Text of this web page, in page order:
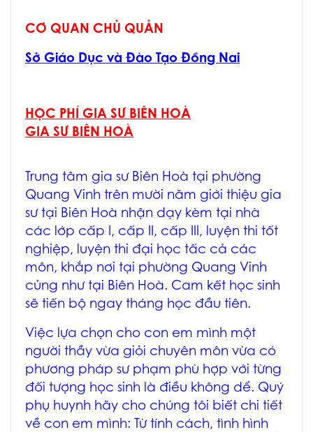
CƠ QUAN CHỦ QUẢN
Sở Giáo Dục và Đào Tạo Đồng Nai
HỌC PHÍ GIA SƯ BIÊN HOÀ
GIA SƯ BIÊN HOÀ
Trung tâm gia sư Biên Hoà tại phường
Quang Vinh trên mười năm giới thiệu gia
sư tại Biên Hoà nhận dạy kèm tại nhà
các lớp cấp I, cấp II, cấp III, luyện thi tốt
nghiệp, luyện thi đại học tấc cả các
môn, khắp nơi tại phường Quang Vinh
củng như tại Biên Hoà. Cam kết học sinh
sẽ tiến bộ ngay tháng học đầu tiên.
Việc lựa chọn cho con em mình một
người thầy vừa giỏi chuyên môn vừa có
phương pháp sư phạm phù hợp với từng
đối tượng học sinh là điều không dể. Quý
phụ huynh hãy cho chúng tôi biết chi tiết
về con em mình:
Từ tính cách, tình hình